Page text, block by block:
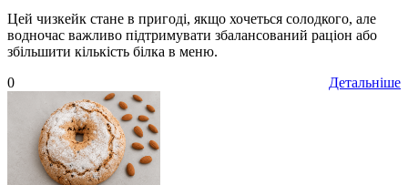
Цей чизкейк стане в пригоді, якщо хочеться солодкого, але
водночас важливо підтримувати збалансований раціон або
збільшити кількість білка в меню.
Детальніше
0